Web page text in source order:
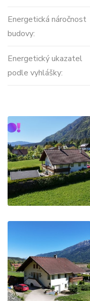
Energetická náročnost
budovy:
Energetický ukazatel
podle vyhlášky: